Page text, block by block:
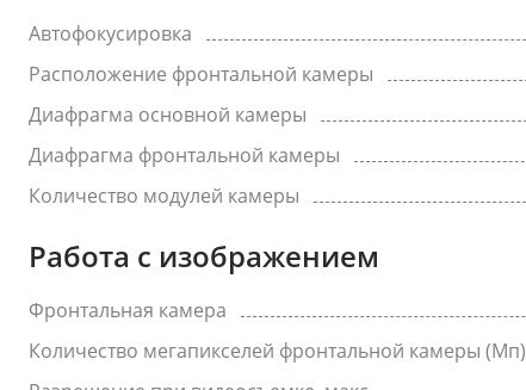
Автофокусировка
Расположение фронтальной камеры
Диафрагма основной камеры
Диафрагма фронтальной камеры
Количество модулей камеры
Работа с изображением
Фронтальная камера
Количество мегапикселей фронтальной камеры (Мп)